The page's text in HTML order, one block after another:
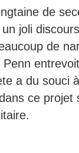
de
joli
de
a du souci
ce projet